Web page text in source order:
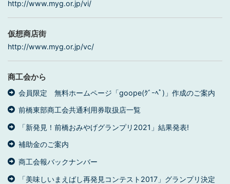
http://www.myg.or.jp/vi/
仮想商店街
http://www.myg.or.jp/vc/
商工会から
会員限定 無料ホームページ「goope(ｸﾞｰﾍﾟ)」作成のご案内
前橋東部商工会共通利用券取扱店一覧
「新発見！前橋おみやげグランプリ2021」結果発表!
補助金のご案内
商工会報バックナンバー
「美味しいまえばし再発見コンテスト2017」グランプリ決定